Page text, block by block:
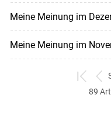
Meine Meinung im
Meine Meinung im
zum
ersten
89